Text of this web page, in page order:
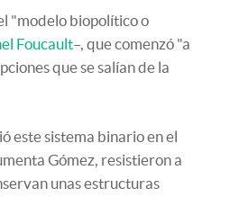
"modelo biopolítico o
Foucault–, que comenzó "a
que se salían de la
este sistema binario en el
Gómez, resistieron a
unas estructuras